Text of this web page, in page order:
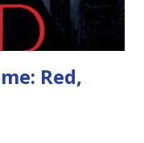
i misfatti ch...
Red,